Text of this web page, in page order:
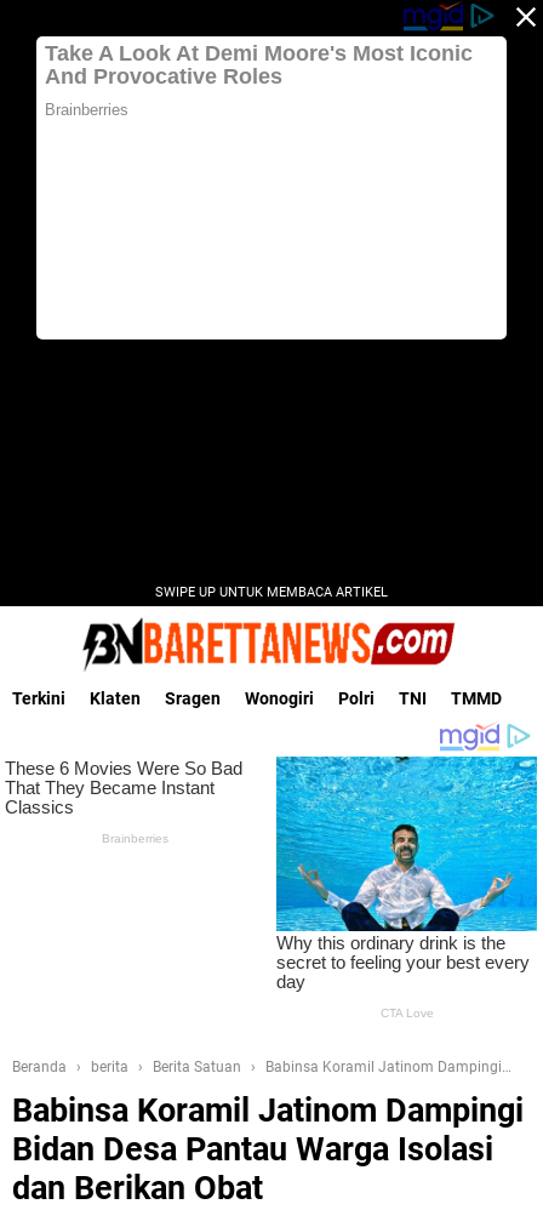
SWIPE UP UNTUK MEMBACA ARTIKEL
Terkini Klaten Sragen Wonogiri Polri TNI TMMD
Beranda berita Berita Satuan
Babinsa Koramil Jatinom Dampingi
Babinsa Koramil Jatinom Dampingi
Bidan Desa Pantau Warga Isolasi
dan Berikan Obat